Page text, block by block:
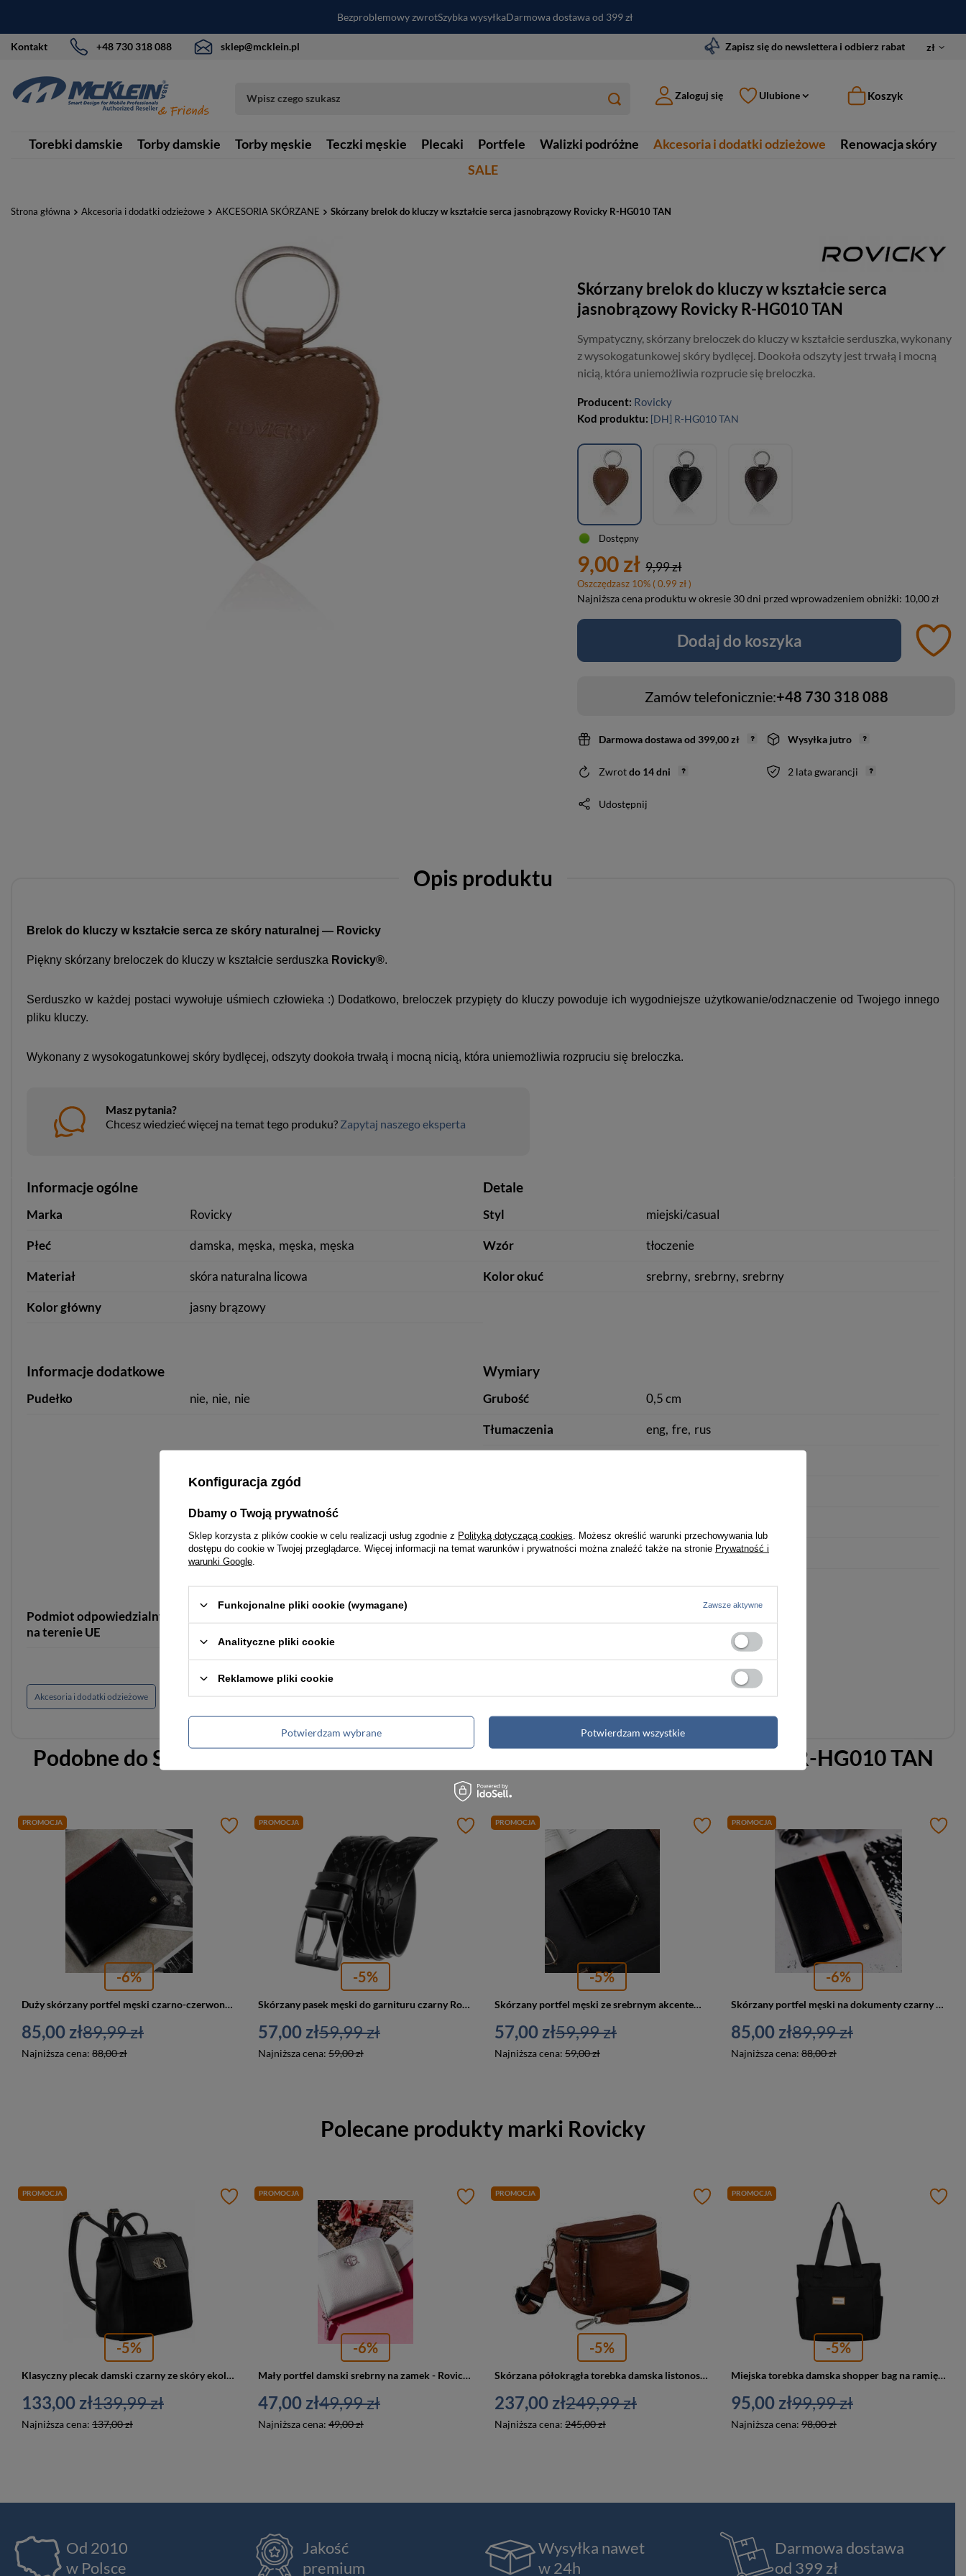
Bezproblemowy zwrotSzybka wysyłkaDarmowa dostawa od 399 zł
Kontakt +48 730 318 088 sklep@mcklein.pl Zapisz się do newslettera i odbierz rabat zł
Zaloguj się Ulubione Koszyk
Torebki damskie Torby damskie Torby męskie Teczki męskie Plecaki Portfele Walizki podróżne Akcesoria i dodatki odzieżowe
Renowacja skóry
SALE
Strona główna Akcesoria i dodatki odzieżowe AKCESORIA SKÓRZANE Skórzany brelok do kluczy w kształcie serca jasnobrązowy Rovicky R-HG010 TAN
Skórzany brelok do kluczy w kształcie serca
jasnobrązowy Rovicky R-HG010 TAN
Sympatyczny, skórzany breloczek do kluczy w kształcie serduszka, wykonany
z wysokogatunkowej skóry bydlęcej. Dookoła odszyty jest trwałą i mocną
nicią, która uniemożliwia rozprucie się breloczka.
Producent: Rovicky
Kod produktu: [DH] R-HG010 TAN
Dostępny
9,00 zł 9,99 zł
Oszczędzasz 10% ( 0.99 zł )
Najniższa cena produktu w okresie 30 dni przed wprowadzeniem obniżki: 10,00 zł
Dodaj do koszyka
Zamów telefonicznie:+48 730 318 088
Darmowa dostawaod 399,00 zł Wysyłka jutro
Zwrotdo 14dni 2 lata gwarancji
Udostępnij
Opis produktu
Brelok do kluczy w kształcie serca ze skóry naturalnej — Rovicky
Piękny skórzany breloczek do kluczy w kształcie serduszka Rovicky®.
Serduszko w każdej postaci wywołuje uśmiech człowieka :) Dodatkowo, breloczek przypięty do kluczy powoduje ich wygodniejsze użytkowanie/odznaczenie od Twojego innego
pliku kluczy.
Wykonany z wysokogatunkowej skóry bydlęcej, odszyty dookoła trwałą i mocną nicią, która uniemożliwia rozpruciu się breloczka.
Masz pytania?
Chcesz wiedzieć więcej na temat tego produku? Zapytaj naszego eksperta
Informacje ogólne
Marka Rovicky
Płeć damska męska męska męska
Materiał skóra naturalna licowa
Kolor główny jasny brązowy
Detale
Styl miejski/casual
Wzór tłoczenie
Kolor okuć srebrny srebrny srebrny
Informacje dodatkowe
Pudełko nie nie nie
Wymiary
Grubość 0,5 cm
Tłumaczenia eng fre rus
Parametry bezpieczeństwa Parametry bezpieczeństwa
Podmiot odpowiedzialny za ten produkt
na terenie UE
Akcesoria i dodatki odzieżowe
Podobne doSkórzany brelok do kluczy w kształcie serca jasnobrązowy Rovicky R-HG010 TAN
PROMOCJA
-6%
Duży skórzany portfel męski czarno-czerwony - N992-RVT
85,00 zł
Najniższa cena: 88,00 zł
89,99 zł
PROMOCJA
-5%
Skórzany pasek męski do garnituru czarny Rovicky PRS-04-G
57,00 zł
Najniższa cena: 59,00 zł
59,99 zł
PROMOCJA
-5%
Skórzany portfel męski ze srebrnym akcentem, skóra czarna licowa Rovicky N993-RVTM-GN-6613 BL
57,00 zł
Najniższa cena: 59,00 zł
59,99 zł
PROMOCJA
-6%
Skórzany portfel męski na dokumenty czarny — Rovicky N4-RVTP-2978
85,00 zł
Najniższa cena: 88,00 zł
89,99 zł
Polecane produkty marki Rovicky
PROMOCJA
-5%
Klasyczny plecak damski czarny ze skóry ekologicznej - Rovicky R-PLEC-ALE-1
133,00 zł
Najniższa cena: 137,00 zł
139,99 zł
PROMOCJA
-6%
Mały portfel damski srebrny na zamek - Rovicky R-PRK-02-HRH
47,00 zł
Najniższa cena: 49,00 zł
49,99 zł
PROMOCJA
-5%
Skórzana półokrągła torebka damska listonoszka brązowa o fakturze plecionki Rovicky TPR-05 CAMEL
237,00 zł
Najniższa cena: 245,00 zł
249,99 zł
PROMOCJA
-5%
Miejska torebka damska shopper bag na ramię czarny - Rovicky R-TZ-01
95,00 zł
Najniższa cena: 98,00 zł
99,99 zł
Od 2010
w Polsce
Jakość
premium
Wysyłka nawet
w 24h
Darmowa dostawa
od 399 zł
Konfiguracja zgód
Dbamy o Twoją prywatność
Sklep korzysta z plików cookie w celu realizacji usług zgodnie z Polityką dotyczącą cookies . Możesz określić warunki przechowywania lub
dostępu do cookie w Twojej przeglądarce. Więcej informacji na temat warunków i prywatności można znaleźć także na stronie Prywatność i
warunki Google
Funkcjonalne pliki cookie (wymagane) Zawsze aktywne
Analityczne pliki cookie
Reklamowe pliki cookie
Potwierdzam wybrane Potwierdzam wszystkie